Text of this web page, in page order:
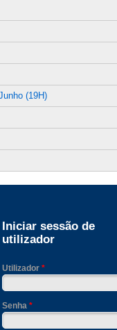
(19H)
Iniciar sessão de
utilizador
Utilizador*
Senha*